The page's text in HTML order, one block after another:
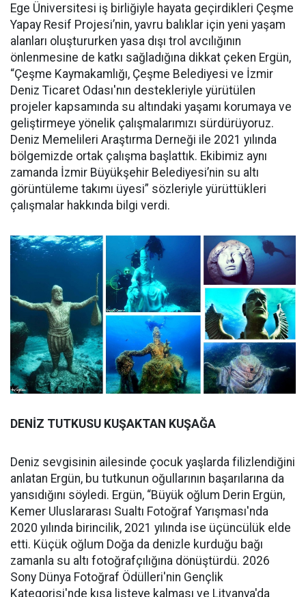
Ege Üniversitesi iş birliğiyle hayata geçirdikleri Çeşme
Yapay Resif Projesi’nin, yavru balıklar için yeni yaşam
alanları oluştururken yasa dışı trol avcılığının
önlenmesine de katkı sağladığına dikkat çeken Ergün,
“Çeşme Kaymakamlığı, Çeşme Belediyesi ve İzmir
Deniz Ticaret Odası'nın destekleriyle yürütülen
projeler kapsamında su altındaki yaşamı korumaya ve
geliştirmeye yönelik çalışmalarımızı sürdürüyoruz.
Deniz Memelileri Araştırma Derneği ile 2021 yılında
bölgemizde ortak çalışma başlattık. Ekibimiz aynı
zamanda İzmir Büyükşehir Belediyesi’nin su altı
görüntüleme takımı üyesi” sözleriyle yürüttükleri
çalışmalar hakkında bilgi verdi.
DENİZ TUTKUSU KUŞAKTAN KUŞAĞA
Deniz sevgisinin ailesinde çocuk yaşlarda filizlendiğini
anlatan Ergün, bu tutkunun oğullarının başarılarına da
yansıdığını söyledi. Ergün, “Büyük oğlum Derin Ergün,
Kemer Uluslararası Sualtı Fotoğraf Yarışması'nda
2020 yılında birincilik, 2021 yılında ise üçüncülük elde
etti. Küçük oğlum Doğa da denizle kurduğu bağı
zamanla su altı fotoğrafçılığına dönüştürdü. 2026
Sony Dünya Fotoğraf Ödülleri'nin Gençlik
Kategorisi'nde kısa listeye kalması ve Litvanya'da